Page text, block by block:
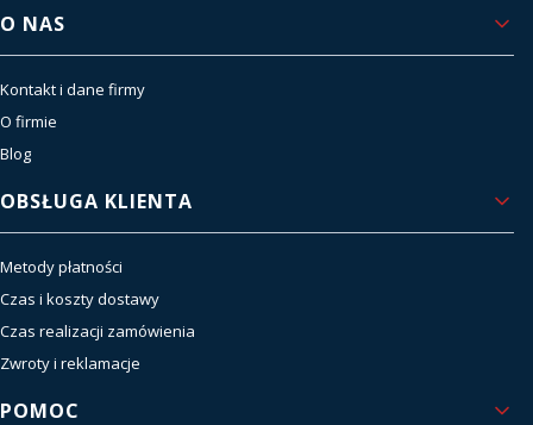
zaczyna.
czytaj więcej o nas
Linki w stopce
O NAS
Kontakt i dane firmy
O firmie
Blog
OBSŁUGA KLIENTA
Metody płatności
Czas i koszty dostawy
Czas realizacji zamówienia
Zwroty i reklamacje
POMOC